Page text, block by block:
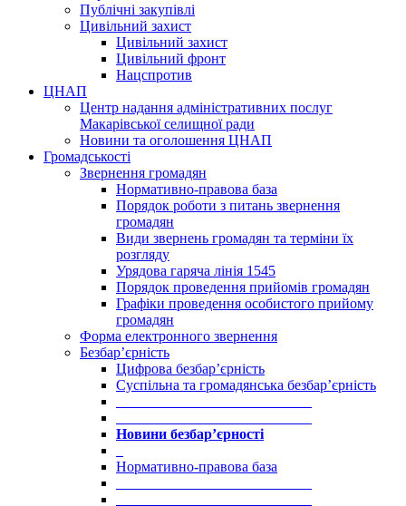
Публічні закупівлі
Цивільний захист
Цивільний захист
Цивільний фронт
Нацспротив
ЦНАП
Центр надання адміністративних послуг
Макарівської селищної ради
Новини та оголошення ЦНАП
Громадськості
Звернення громадян
Нормативно-правова база
Порядок роботи з питань звернення
громадян
Види звернень громадян та терміни їх
розгляду
Урядова гаряча лінія 1545
Порядок проведення прийомів громадян
Графіки проведення особистого прийому
громадян
Форма електронного звернення
Безбар’єрність
Цифрова безбар’єрність
Суспільна та громадянська безбар’єрність
Новини безбар’єрності
Нормативно-правова база